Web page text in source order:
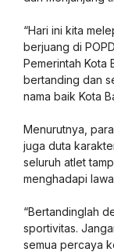
“Hari ini kita
berjuang di
Pemerintah Kota
bertanding dan
nama baik Kota
Menurutnya,
juga duta
seluruh atlet
menghadapi
“Bertandinglah
sportivitas.
semua percaya